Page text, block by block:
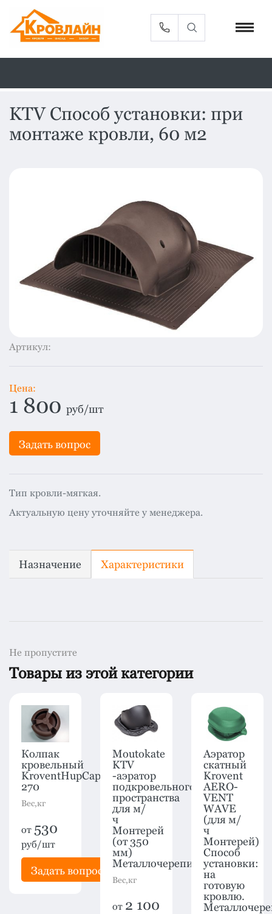
Металлочерепица
Доборные
элементы
Водосточная
система
Изоляция
Сайдинг
Комплектующие
Смотреть
все
категории
KTV Способ установки: при
монтаже кровли, 60 м2
Артикул:
Цена:
1 800 руб/шт
Задать вопрос
Тип кровли-мягкая.
Актуальную цену уточняйте у менеджера.
Назначение Характеристики
Не пропустите
Товары из этой категории
Колпак
кровельный
KroventHupCap
270
Вес,кг
от 530
руб/шт
Задать вопрос
Moutokate
KTV
-аэратор
подкровельного
пространства
для м/
ч
Монтерей
(от 350
мм)
Металлочерепица
Вес,кг
от 2 100
Аэратор
скатный
Krovent
AERO-
VENT
WAVE
(для м/
ч
Монтерей)
Способ
установки:
на
готовую
кровлю.